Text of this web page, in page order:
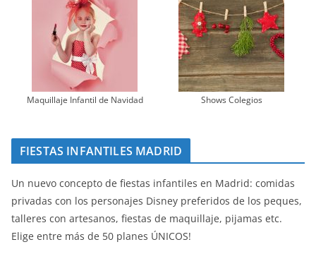
Maquillaje Infantil de Navidad Shows Colegios
FIESTAS INFANTILES MADRID
Un nuevo concepto de fiestas infantiles en Madrid: comidas
privadas con los personajes Disney preferidos de los peques,
talleres con artesanos, fiestas de maquillaje, pijamas etc.
Elige entre más de 50 planes ÚNICOS!